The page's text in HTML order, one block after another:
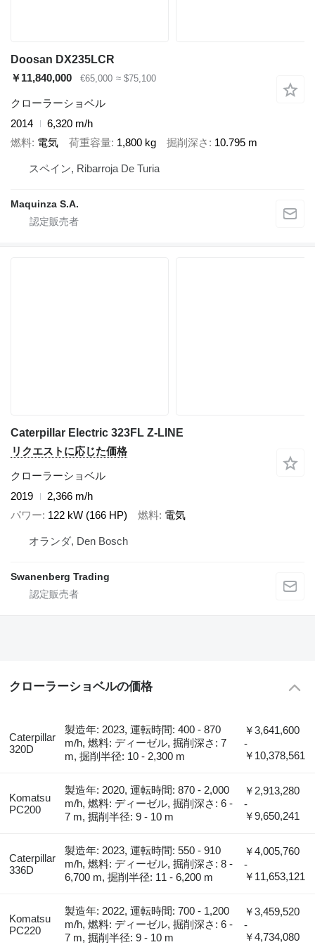
Doosan DX235LCR
￥11,840,000
€65,000 ≈ $75,100
クローラーショベル
2014
6,320 m/h
燃料 電気 荷重容量 1,800 kg 掘削深さ 10.795 m
スペイン, Ribarroja De Turia
Maquinza S.A.
Caterpillar Electric 323FL Z-LINE
リクエストに応じた価格
クローラーショベル
2019
2,366 m/h
パワー 122 kW (166 HP) 燃料 電気
オランダ, Den Bosch
Swanenberg Trading
クローラーショベルの価格
Caterpillar
320D
製造年: 2023, 運転時間: 400 - 870
m/h, 燃料: ディーゼル, 掘削深さ: 7
m, 掘削半径: 10 - 2,300 m
￥3,641,600
-
￥10,378,561
Komatsu
PC200
製造年: 2020, 運転時間: 870 - 2,000
m/h, 燃料: ディーゼル, 掘削深さ: 6 -
7 m, 掘削半径: 9 - 10 m
￥2,913,280
-
￥9,650,241
Caterpillar
336D
製造年: 2023, 運転時間: 550 - 910
m/h, 燃料: ディーゼル, 掘削深さ: 8 -
6,700 m, 掘削半径: 11 - 6,200 m
￥4,005,760
-
￥11,653,121
Komatsu
PC220
製造年: 2022, 運転時間: 700 - 1,200
m/h, 燃料: ディーゼル, 掘削深さ: 6 -
7 m, 掘削半径: 9 - 10 m
￥3,459,520
-
￥4,734,080